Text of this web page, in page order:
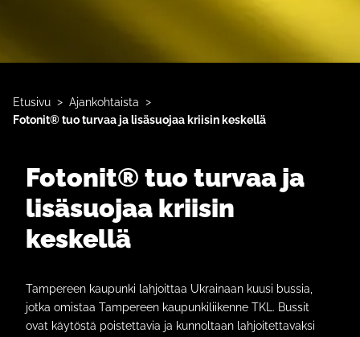
Etusivu > Ajankohtaista >
Fotonit® tuo turvaa ja lisäsuojaa kriisin keskellä
Fotonit® tuo turvaa ja
lisäsuojaa kriisin
keskellä
Tampereen kaupunki lahjoittaa Ukrainaan kuusi bussia,
jotka omistaa Tampereen kaupunkiliikenne TKL. Bussit
ovat käytöstä poistettavia ja kunnoltaan lahjoitettavaksi